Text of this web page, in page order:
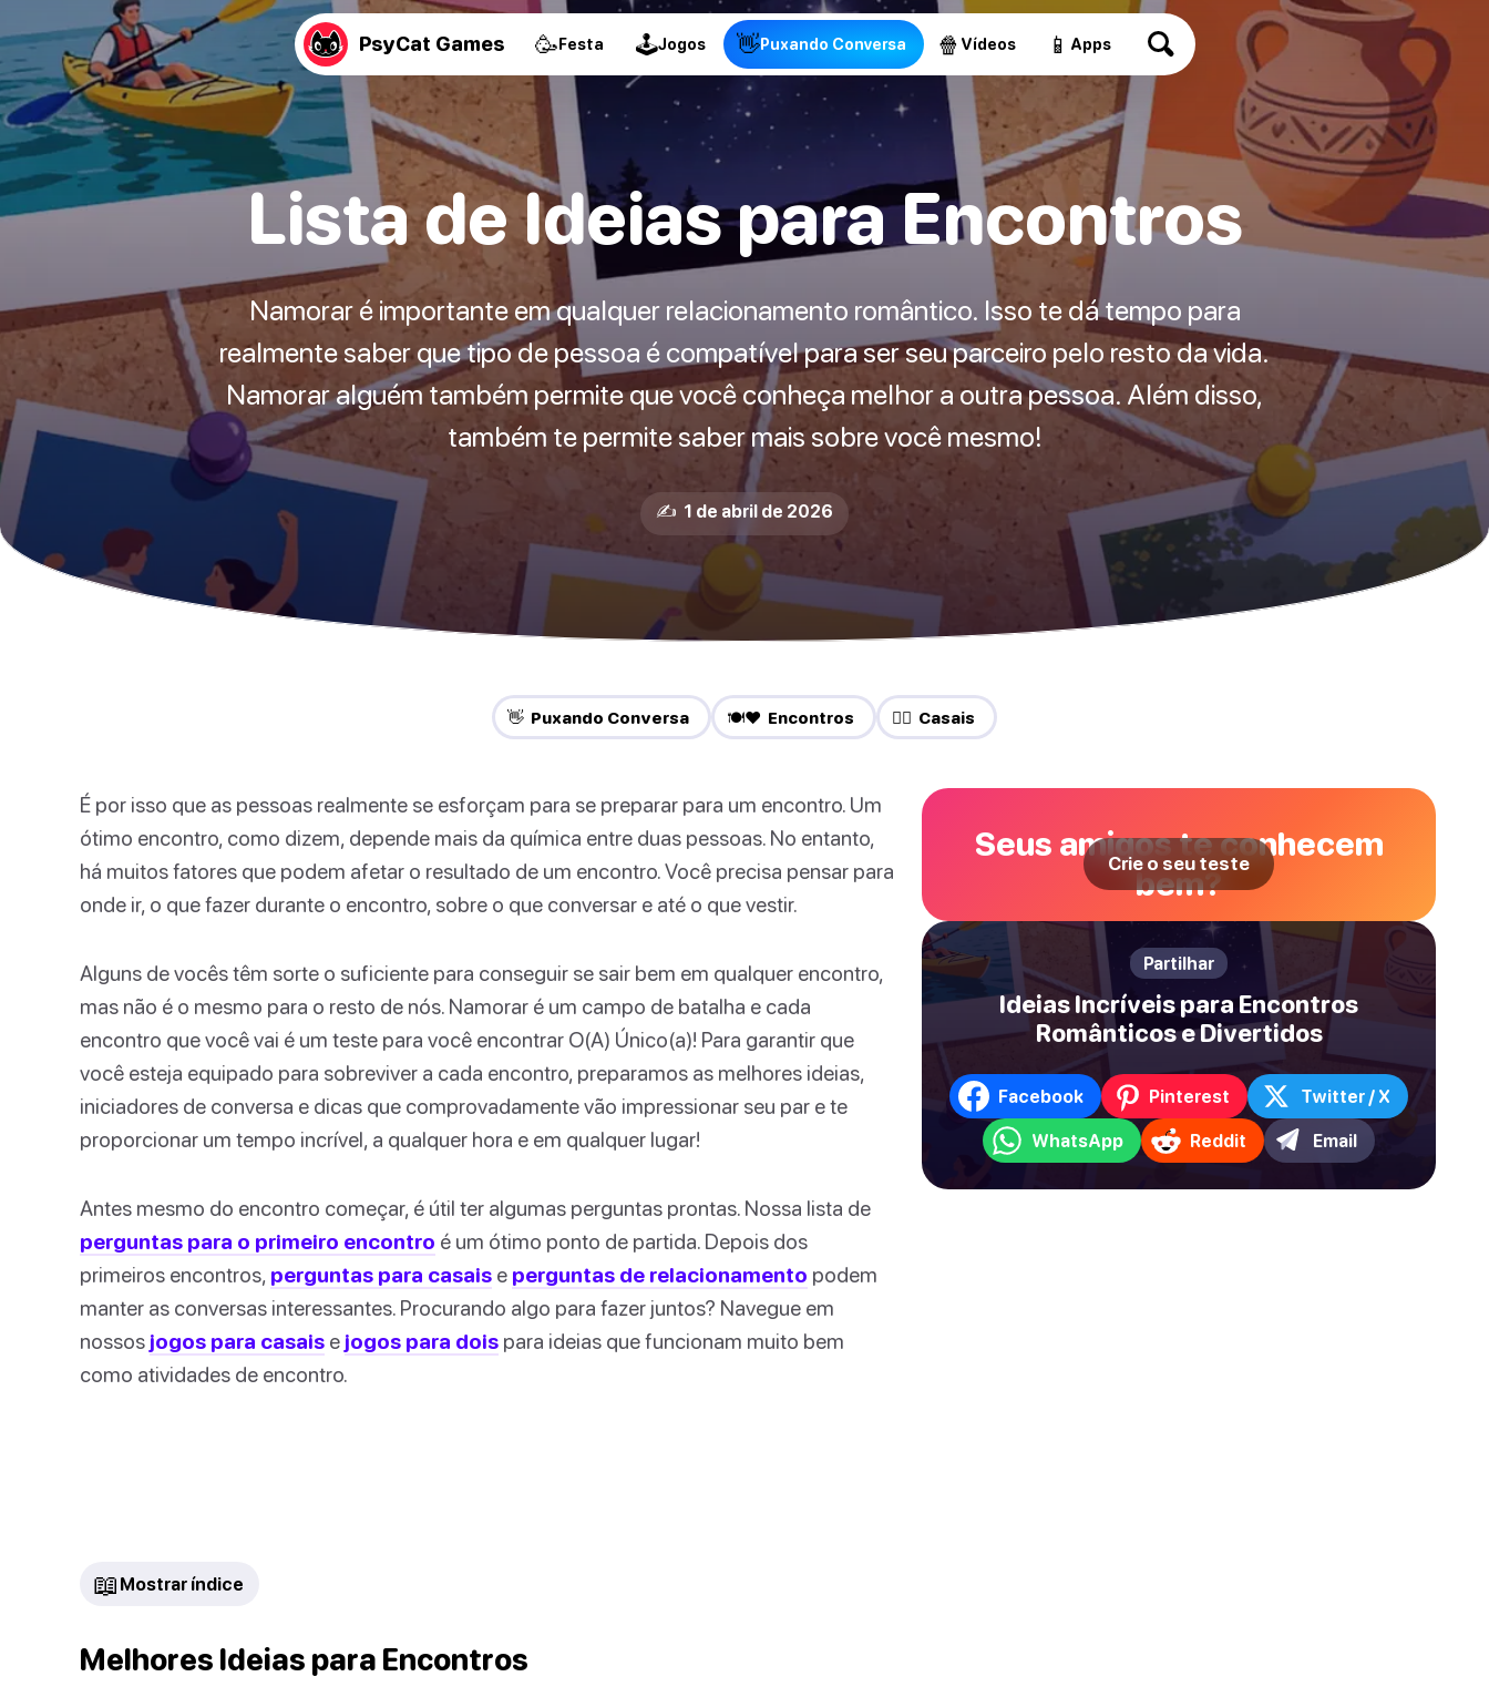
PsyCat Games 🥳Festa 🕹Jogos 👋Puxando Conversa 🍿 Vídeos 📱 Apps
Lista de Ideias para Encontros
Namorar é importante em qualquer relacionamento romântico. Isso te dá tempo para
realmente saber que tipo de pessoa é compatível para ser seu parceiro pelo resto da vida.
Namorar alguém também permite que você conheça melhor a outra pessoa. Além disso,
também te permite saber mais sobre você mesmo!
✍️ 1 de abril de 2026
👋 Puxando Conversa 🍽️❤️ Encontros ❤️‍🔥 Casais
É por isso que as pessoas realmente se esforçam para se preparar para um encontro. Um
ótimo encontro, como dizem, depende mais da química entre duas pessoas. No entanto,
há muitos fatores que podem afetar o resultado de um encontro. Você precisa pensar para
onde ir, o que fazer durante o encontro, sobre o que conversar e até o que vestir.
Alguns de vocês têm sorte o suficiente para conseguir se sair bem em qualquer encontro,
mas não é o mesmo para o resto de nós. Namorar é um campo de batalha e cada
encontro que você vai é um teste para você encontrar O(A) Único(a)! Para garantir que
você esteja equipado para sobreviver a cada encontro, preparamos as melhores ideias,
iniciadores de conversa e dicas que comprovadamente vão impressionar seu par e te
proporcionar um tempo incrível, a qualquer hora e em qualquer lugar!
Antes mesmo do encontro começar, é útil ter algumas perguntas prontas. Nossa lista de
perguntas para o primeiro encontro é um ótimo ponto de partida. Depois dos
primeiros encontros, perguntas para casais e perguntas de relacionamento podem
manter as conversas interessantes. Procurando algo para fazer juntos? Navegue em
nossos jogos para casais e jogos para dois para ideias que funcionam muito bem
como atividades de encontro.
📖 Mostrar índice
Melhores Ideias para Encontros
Seus amigos te conhecem
bem?
Crie o seu teste
Partilhar
Ideias Incríveis para Encontros
Românticos e Divertidos
Facebook Pinterest Twitter / X
WhatsApp Reddit Email